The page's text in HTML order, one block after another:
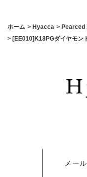
ホーム > Hyacca > Pearced
> [EE010]K18PGダイヤモン
メー